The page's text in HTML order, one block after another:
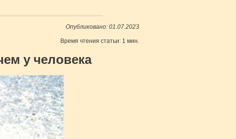
Опубликовано: 01.07.2023
Время чтения статьи: 1 мин.
у человека